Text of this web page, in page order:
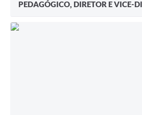
PEDAGÓGICO, DIRETOR E VICE-